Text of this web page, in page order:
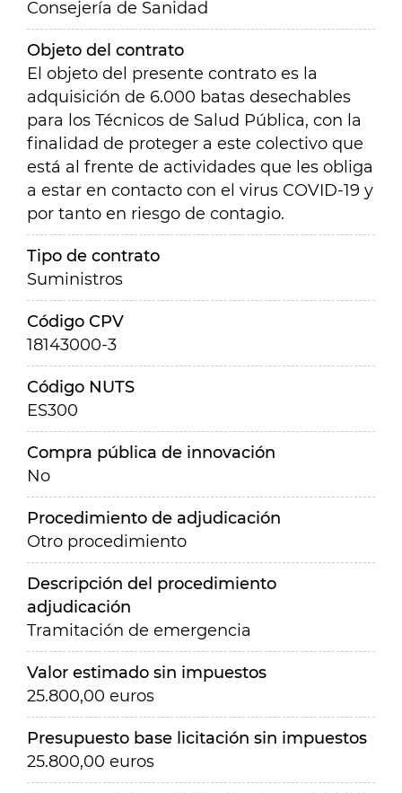
Consejería de Sanidad
Objeto del contrato
El objeto del presente contrato es la
adquisición de 6.000 batas desechables
para los Técnicos de Salud Pública, con la
finalidad de proteger a este colectivo que
está al frente de actividades que les obliga
a estar en contacto con el virus COVID-19 y
por tanto en riesgo de contagio.
Tipo de contrato
Suministros
Código CPV
18143000-3
Código NUTS
ES300
Compra pública de innovación
No
Procedimiento de adjudicación
Otro procedimiento
Descripción del procedimiento
adjudicación
Tramitación de emergencia
Valor estimado sin impuestos
25.800,00 euros
Presupuesto base licitación sin impuestos
25.800,00 euros